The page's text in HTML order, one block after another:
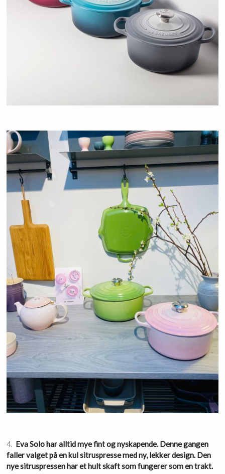
4. Eva Solo har alltid mye fint og nyskapende. Denne gangen
faller valget på en kul sitruspresse med ny, lekker design. Den
nye sitruspressen har et hult skaft som fungerer som en trakt.